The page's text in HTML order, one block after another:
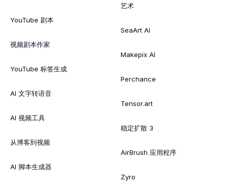
YouTube 剧本
视频剧本作家
YouTube 标签生成
AI 文字转语音
AI 视频工具
从博客到视频
AI 脚本生成器
艺术
SeaArt AI
Makepix AI
Perchance
Tensor.art
稳定扩散 3
AirBrush 应用程序
Zyro